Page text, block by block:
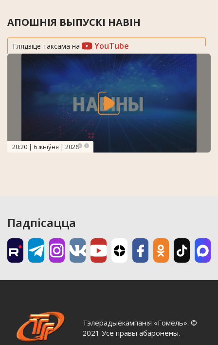
АПОШНІЯ ВЫПУСКІ НАВІН
Глядзіце таксама на YouTube
20:20 | 6 жніўня | 2026
Падпісацца
Тэлерадыёкампанія «Гомель». ©
2021 Усе правы абаронены.